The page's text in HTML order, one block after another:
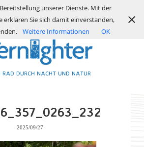
RAD DURCH NACHT UND NATUR
2025/09/27
unserer Dienste. Mit der
erklären Sie sich damit einverstanden,
Weitere Informationen OK